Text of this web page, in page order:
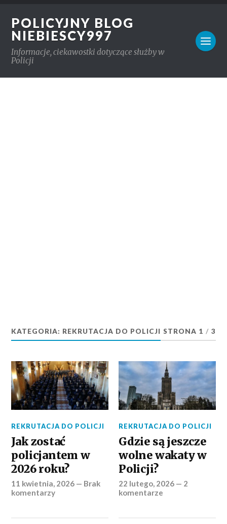
POLICYJNY BLOG
NIEBIESCY997
Informacje, ciekawostki dotyczące służby w
Policji
KATEGORIA: REKRUTACJA DO POLICJI STRONA 1 / 3
REKRUTACJA DO POLICJI
Jak zostać
policjantem w
2026 roku?
11 kwietnia, 2026 — Brak
komentarzy
REKRUTACJA DO POLICJI
Gdzie są jeszcze
wolne wakaty w
Policji?
22 lutego, 2026 — 2
komentarze